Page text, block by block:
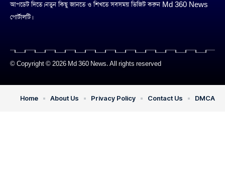
আপডেট দিতে। নতুন কিছু জানতে ও শিখতে সবসময় ভিজিট করুন Md 360 News
পোর্টালটি।
© Copyright © 2026 Md 360 News. All rights reserved
Home About Us Privacy Policy Contact Us DMCA